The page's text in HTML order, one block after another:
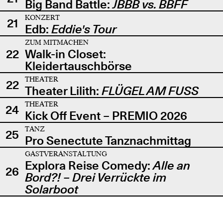
Big Band Battle:JBBB vs. BBFF
21
KONZERT
Edb: Eddie's Tour
22
ZUM MITMACHEN
Walk-in Closet:
Kleidertauschbörse
22
THEATER
Theater Lilith: FLÜGEL AM FUSS
24
THEATER
Kick Off Event – PREMIO 2026
25
TANZ
Pro Senectute Tanznachmittag
26
GASTVERANSTALTUNG
Explora Reise Comedy:Alle an
Bord?! – Drei Verrückte im
Solarboot